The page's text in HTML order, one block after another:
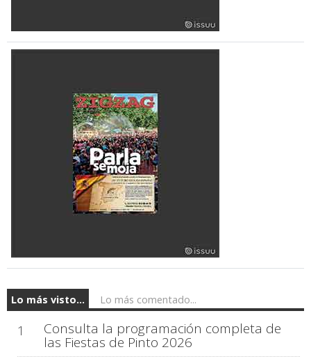
Lo más visto... Lo más comentado...
1 Consulta la programación completa de
las Fiestas de Pinto 2026